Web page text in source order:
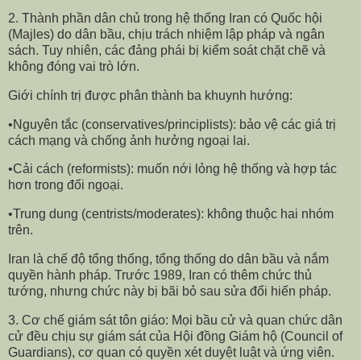
2. Thành phần dân chủ trong hệ thống Iran có Quốc hội
(Majles) do dân bầu, chịu trách nhiệm lập pháp và ngân
sách. Tuy nhiên, các đảng phái bị kiểm soát chặt chẽ và
không đóng vai trò lớn.
Giới chính trị được phân thành ba khuynh hướng:
•Nguyên tắc (conservatives/principlists): bảo vệ các giá trị
cách mạng và chống ảnh hưởng ngoại lai.
•Cải cách (reformists): muốn nới lỏng hệ thống và hợp tác
hơn trong đối ngoại.
•Trung dung (centrists/moderates): không thuộc hai nhóm
trên.
Iran là chế độ tổng thống, tổng thống do dân bầu và nắm
quyền hành pháp. Trước 1989, Iran có thêm chức thủ
tướng, nhưng chức này bị bãi bỏ sau sửa đổi hiến pháp.
3. Cơ chế giám sát tôn giáo: Mọi bầu cử và quan chức dân
cử đều chịu sự giám sát của Hội đồng Giám hộ (Council of
Guardians), cơ quan có quyền xét duyệt luật và ứng viên.